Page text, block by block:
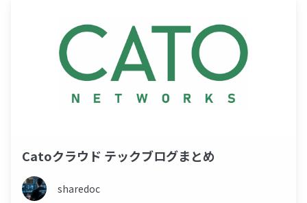
Catoクラウド テックブログまとめ
sharedoc